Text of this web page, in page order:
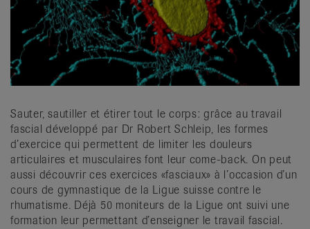
Sauter, sautiller et étirer tout le corps: grâce au travail
fascial développé par Dr Robert Schleip, les formes
d’exercice qui permettent de limiter les douleurs
articulaires et musculaires font leur come-back. On peut
aussi découvrir ces exercices «fasciaux» à l’occasion d’un
cours de gymnastique de la Ligue suisse contre le
rhumatisme. Déjà 50 moniteurs de la Ligue ont suivi une
formation leur permettant d’enseigner le travail fascial.